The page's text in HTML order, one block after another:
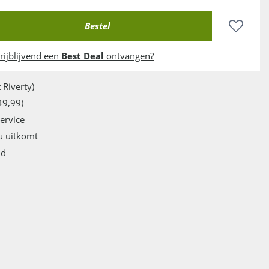
een Best Deal ontvangen?
Riverty)
uitkomt